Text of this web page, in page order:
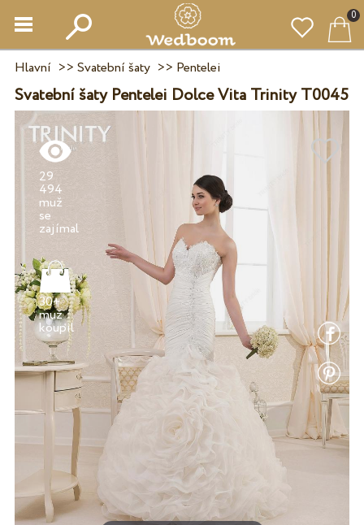
0
Hlavní >> Svatební šaty>> Pentelei
Svatební šaty Pentelei Dolce Vita Trinity T0045
29
494
muž
se
30+
muž